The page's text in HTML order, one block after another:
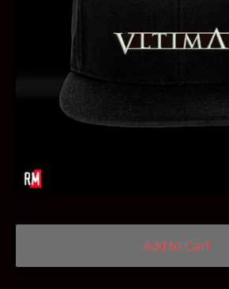
Add to Cart